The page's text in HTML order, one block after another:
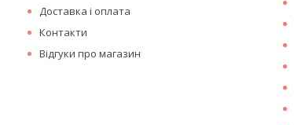
Доставка і оплата
Контакти
Відгуки про магазин